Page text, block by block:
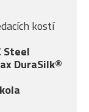
kostí
Steel
DuraSilk®